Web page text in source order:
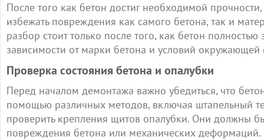
После того как бетон достиг необходимой
избежать повреждения как самого бетона, так и
разбор стоит только после того, как бетон
зависимости от марки бетона и условий окружающей
Проверка состояния бетона и опалубки
Перед началом демонтажа важно убедиться, что
помощью различных методов, включая штапельный
проверить крепления щитов опалубки. Они должны
повреждения бетона или механических деформаций.